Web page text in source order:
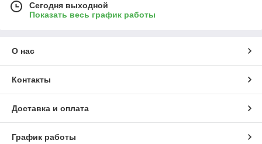
Сегодня выходной
Показать весь график работы
О нас
Контакты
Доставка и оплата
График работы